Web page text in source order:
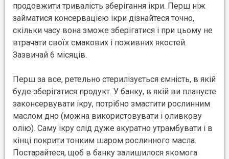
продовжити тривалість зберігання ікри. Перш ніж
займатися консервацією ікри дізнайтеся точно,
скільки часу вона зможе зберігатися і при цьому не
втрачати своїх смакових і поживних якостей.
Зазвичай 6 місяців.
Перш за все, ретельно стерилізується ємність, в якій
буде зберігатися продукт. У банку, в якій ви плануєте
законсервувати ікру, потрібно змастити рослинним
маслом дно (можна використовувати і оливкову
олію). Саму ікру слід дуже акуратно утрамбувати і в
кінці покрити тонким шаром рослинного масла.
Постарайтеся, щоб в банку залишилося якомога